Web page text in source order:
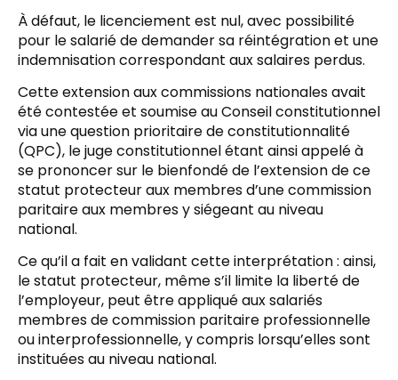
À défaut, le licenciement est nul, avec possibilité
pour le salarié de demander sa réintégration et une
indemnisation correspondant aux salaires perdus.
Cette extension aux commissions nationales avait
été contestée et soumise au Conseil constitutionnel
via une question prioritaire de constitutionnalité
(QPC), le juge constitutionnel étant ainsi appelé à
se prononcer sur le bienfondé de l’extension de ce
statut protecteur aux membres d’une commission
paritaire aux membres y siégeant au niveau
national.
Ce qu’il a fait en validant cette interprétation : ainsi,
le statut protecteur, même s’il limite la liberté de
l’employeur, peut être appliqué aux salariés
membres de commission paritaire professionnelle
ou interprofessionnelle, y compris lorsqu’elles sont
instituées au niveau national.